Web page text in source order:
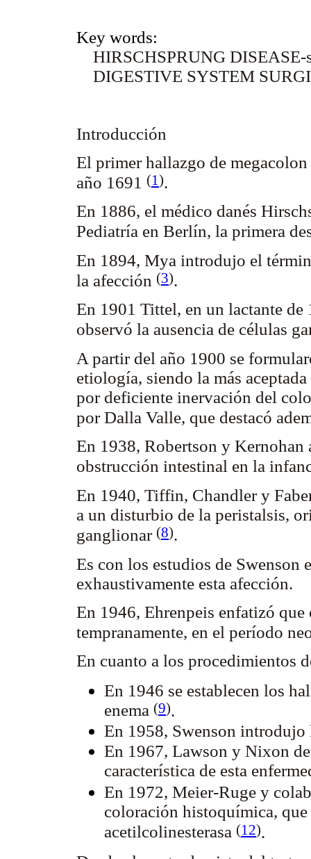
Key words:
HIRSCHSPRUNG DISEASE-
DIGESTIVE SYSTEM
Introducción
El primer hallazgo de
año 1691 (1).
En 1886, el médico danés
Pediatría en Berlín, la primera
En 1894, Mya introdujo el
la afección (3).
En 1901 Tittel, en un lactante de
observó la ausencia de células
A partir del año 1900 se
etiología, siendo la más
por deficiente inervación del
por Dalla Valle, que destacó
En 1938, Robertson y
obstrucción intestinal en la
En 1940, Tiffin, Chandler y
a un disturbio de la peristalsis,
ganglionar (8).
Es con los estudios de Swenson
exhaustivamente esta afección.
En 1946, Ehrenpeis enfatizó
tempranamente, en el período
En cuanto a los procedimientos
En 1946 se establecen los
enema (9).
En 1958, Swenson
En 1967, Lawson y Nixon
característica de esta
En 1972, Meier-Ruge y
coloración histoquímica,
acetilcolinesterasa (12).